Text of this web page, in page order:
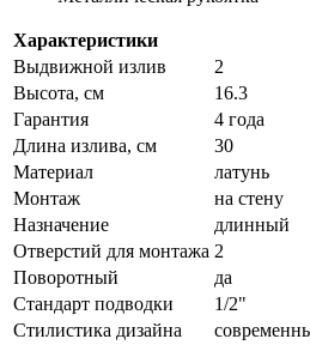
Характеристики
Выдвижной излив
2
Высота, см
16.3
Гарантия
4 года
Длина излива, см
30
Материал
латунь
Монтаж
на стену
Назначение
длинный
Отверстий для монтажа 2
Поворотный
да
Стандарт подводки
1/2"
Стилистика дизайна